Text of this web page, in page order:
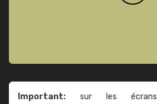
Important: sur les écrans